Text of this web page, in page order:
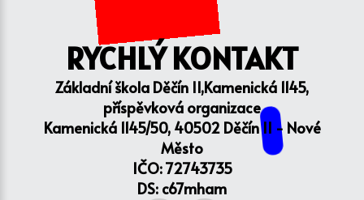
RYCHLÝ KONTAKT
Základní škola Děčín II,Kamenická 1145,
příspěvková organizace
Kamenická 1145/50, 40502 Děčín II - Nové
Město
IČO: 72743735
DS: c67mham